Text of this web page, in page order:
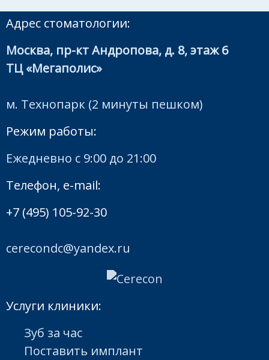
Адрес стоматологии:
Москва, пр-кт Андропова, д. 8, этаж 6
ТЦ «Мегаполис»
м. Технопарк (2 минуты пешком)
Режим работы:
Ежедневно с 9:00 до 21:00
Телефон, e-mail:
+7 (495) 105-92-30
cerecondc@yandex.ru
Услуги клиники:
Зуб за час
Поставить имплант